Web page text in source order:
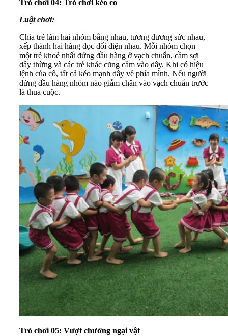
Trò chơi 04: Trò chơi kéo co
Luật chơi:
Chia trẻ làm hai nhóm bằng nhau, tương đương sức nhau,
xếp thành hai hàng dọc đối diện nhau. Mỗi nhóm chọn
một trẻ khoẻ nhất đứng đầu hàng ở vạch chuẩn, cầm sợi
dây thừng và các trẻ khác cũng cầm vào dây. Khi có hiệu
lệnh của cô, tất cả kéo mạnh dây về phía mình. Nếu người
đứng đầu hàng nhóm nào giẫm chân vào vạch chuẩn trước
là thua cuộc.
Trò chơi 05: Vượt chướng ngại vật